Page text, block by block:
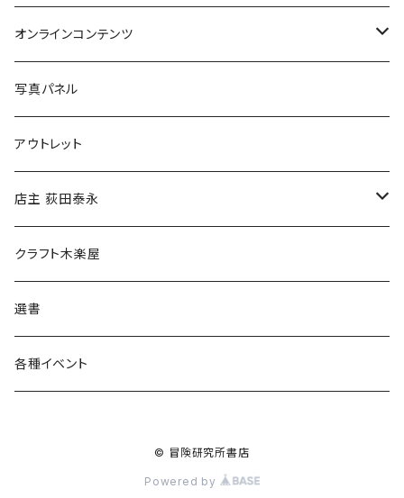
Tシャツ
バッグ
ブックカバー
マグカップ
傘
食料品
その他
オンラインコンテンツ
冒険クロストーク
写真パネル
アウトレット
店主 荻田泰永
書籍
ウェア
クラフト木楽屋
選書
各種イベント
© 冒険研究所書店
Powered by